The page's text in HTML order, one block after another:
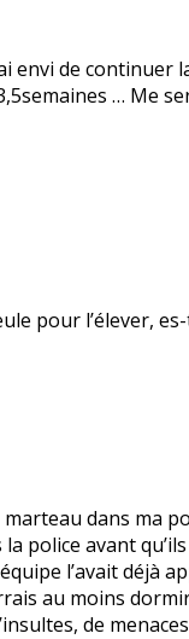
envi de continuer
… Me
pour l’élever,
dans ma
police avant
l’avait déjà
au moins
de